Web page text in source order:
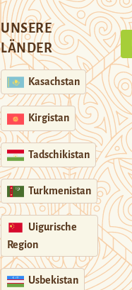
UNSERE
LÄNDER
Kasachstan
Kirgistan
Tadschikistan
Turkmenistan
Uigurische
Region
Usbekistan